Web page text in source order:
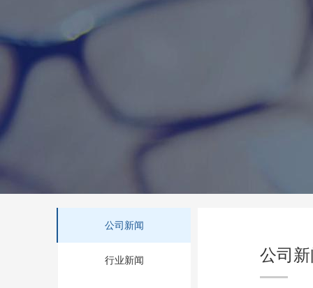
公司新闻
行业新闻 公司